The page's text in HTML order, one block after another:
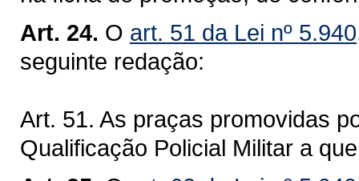
Art. 24. O art. 51 da Lei nº
seguinte redação:
Art. 51. As praças promovidas
Qualificação Policial Militar a